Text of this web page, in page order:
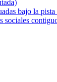
bajo la
sociales